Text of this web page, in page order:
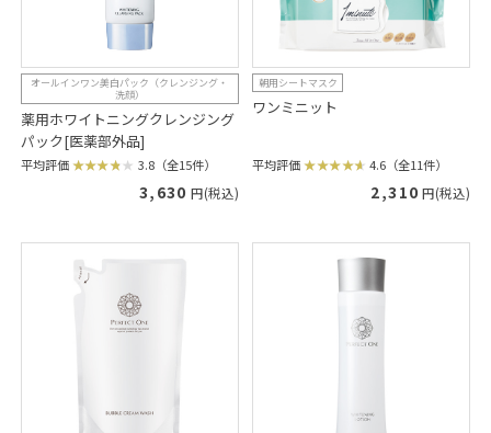
オールインワン美白パック（クレンジング・
洗顔）
薬用ホワイトニングクレンジング
パック[医薬部外品]
平均評価 3.8（全15件）
3,630 円(税込)
朝用シートマスク
ワンミニット
平均評価 4.6（全11件）
2,310 円(税込)